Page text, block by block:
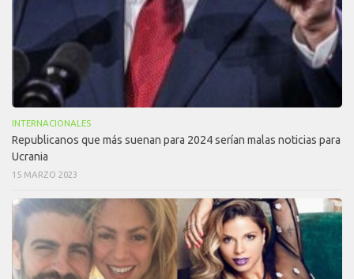
INTERNACIONALES
Republicanos que más suenan para 2024 serían malas noticias para
Ucrania
15 MARZO 2023